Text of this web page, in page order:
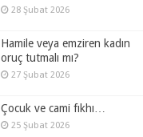
28 Şubat 2026
Hamile veya emziren kadın
oruç tutmalı mı?
27 Şubat 2026
Çocuk ve cami fıkhı…
25 Şubat 2026